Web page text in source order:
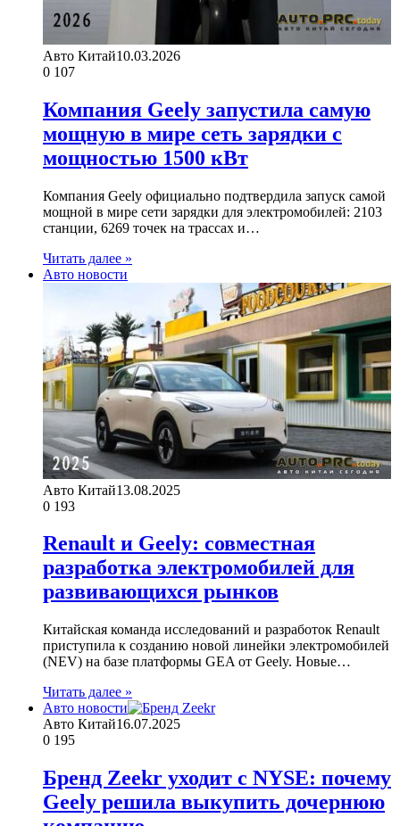
Авто Китай10.03.2026
0 107
Компания Geely запустила самую
мощную в мире сеть зарядки с
мощностью 1500 кВт
Компания Geely официально подтвердила запуск самой
мощной в мире сети зарядки для электромобилей: 2103
станции, 6269 точек на трассах и…
Читать далее »
Авто новости
Авто Китай13.08.2025
0 193
Renault и Geely: совместная
разработка электромобилей для
развивающихся рынков
Китайская команда исследований и разработок Renault
приступила к созданию новой линейки электромобилей
(NEV) на базе платформы GEA от Geely. Новые…
Читать далее »
Авто новости
Авто Китай16.07.2025
0 195
Бренд Zeekr уходит с NYSE: почему
Geely решила выкупить дочернюю